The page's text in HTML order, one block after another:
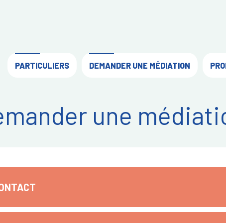
PARTICULIERS DEMANDER UNE MÉDIATION
une